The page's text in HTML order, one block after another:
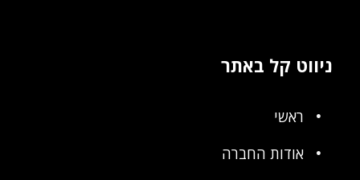
ניווט קל באתר
ראשי
אודות החברה